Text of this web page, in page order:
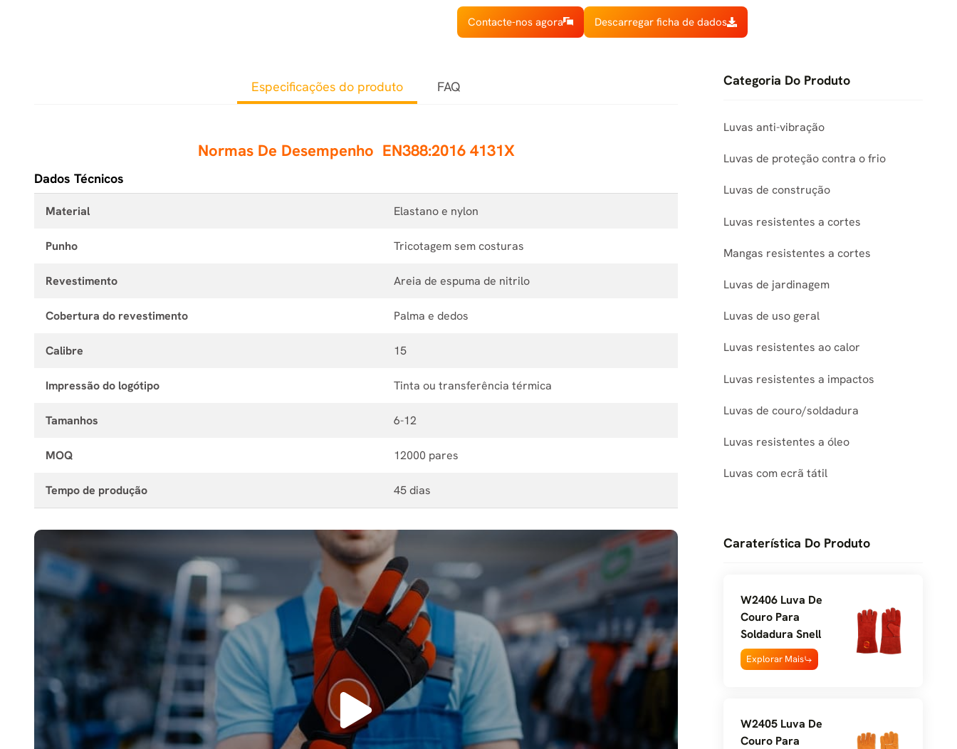
Contacte-nos agora Descarregar ficha de dados
Especificações do produto FAQ
Normas De Desempenho EN388:2016 4131X
Dados Técnicos
Material Elastano e nylon
Punho Tricotagem sem costuras
Revestimento Areia de espuma de nitrilo
Cobertura do revestimento Palma e dedos
Calibre 15
Impressão do logótipo Tinta ou transferência térmica
Tamanhos 6-12
MOQ 12000 pares
Tempo de produção 45 dias
Categoria Do Produto
Luvas anti-vibração
Luvas de proteção contra o frio
Luvas de construção
Luvas resistentes a cortes
Mangas resistentes a cortes
Luvas de jardinagem
Luvas de uso geral
Luvas resistentes ao calor
Luvas resistentes a impactos
Luvas de couro/soldadura
Luvas resistentes a óleo
Luvas com ecrã tátil
Caraterística Do Produto
W2406 Luva De
Couro Para
Soldadura Snell
Explorar Mais
W2405 Luva De
Couro Para